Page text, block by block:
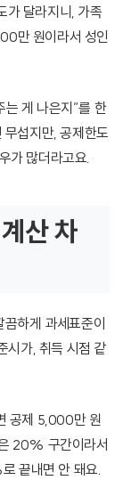
가 달라지니, 가족
만 원이라서 성인
는 게 나은지”를 한
섭지만, 공제한도
가 많더라고요.
산 차
하게 과세표준이
시가, 취득 시점 같
공제 5,000만 원
20% 구간이라서
끝내면 안 돼요.